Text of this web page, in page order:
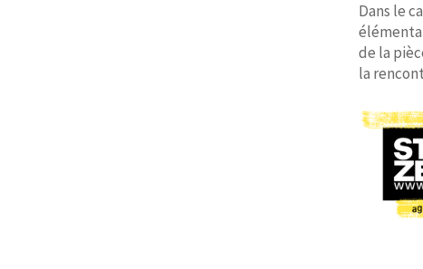
Dans le
de la
la